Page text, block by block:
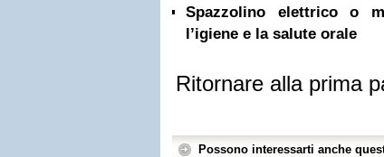
Spazzolino elettrico o
l’igiene e la salute orale
Ritornare alla prima
Possono interessarti anche